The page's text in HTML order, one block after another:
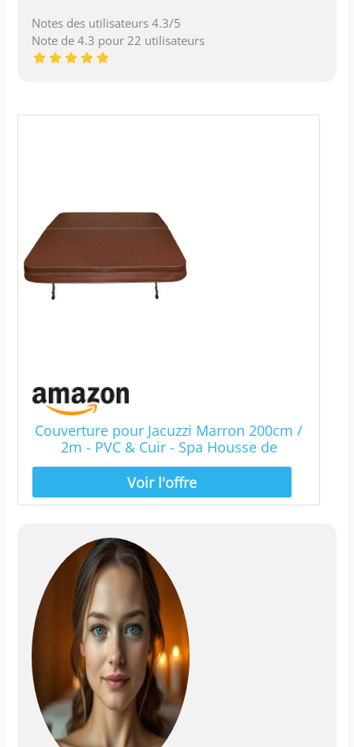
Notes des utilisateurs 4.3/5
Note de 4.3 pour 22 utilisateurs
Couverture pour Jacuzzi Marron 200cm /
2m - PVC & Cuir - Spa Housse de
Protection Bâche Protectrice Carrée
pour Hot Tub Bain à Bulles - Pliable - 4
Sangles de Sécurité & 6 Poignées